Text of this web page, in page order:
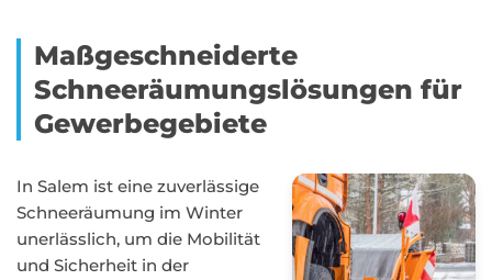
Maßgeschneiderte
Schneeräumungslösungen für
Gewerbegebiete
In Salem ist eine zuverlässige
Schneeräumung im Winter
unerlässlich, um die Mobilität
und Sicherheit in der